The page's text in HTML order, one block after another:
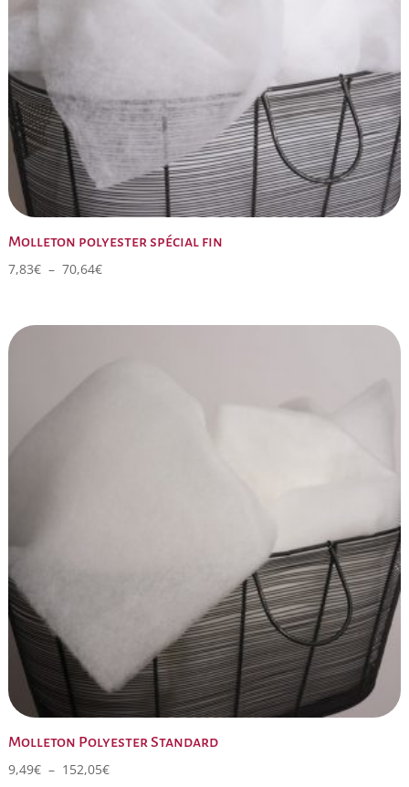
Molleton polyester spécial fin
7,83€ – 70,64€Plage
Molleton Polyester Standard
9,49€ – 152,05€Plage